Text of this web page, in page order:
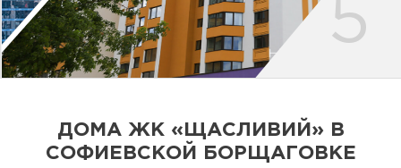
ДОМА ЖК «ЩАСЛИВИЙ» В
СОФИЕВСКОЙ БОРЩАГОВКЕ